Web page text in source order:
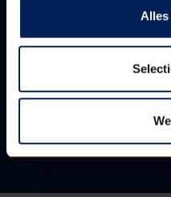
Alles
WIJ HELPEN U
Neem